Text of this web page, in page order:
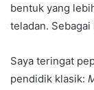
bentuk yang
teladan.
Saya teringat
pendidik klasik: